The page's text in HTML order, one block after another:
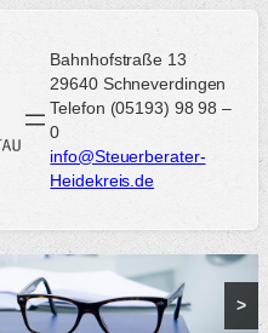
Bahnhofstraße 13
29640 Schneverdingen
Telefon (05193) 98 98 –
0
info@Steuerberater-
Heidekreis.de
>